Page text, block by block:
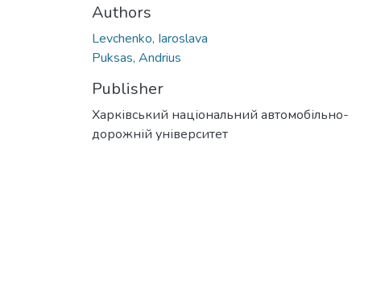
Authors
Levchenko, Iaroslava
Puksas, Andrius
Publisher
Харківський національний автомобільно-
дорожній університет